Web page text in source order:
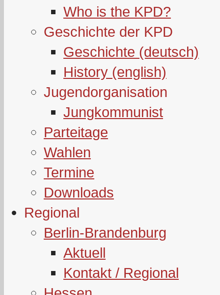
Who is the KPD?
Geschichte der KPD
Geschichte (deutsch)
History (english)
Jugendorganisation
Jungkommunist
Parteitage
Wahlen
Termine
Downloads
Regional
Berlin-Brandenburg
Aktuell
Kontakt / Regional